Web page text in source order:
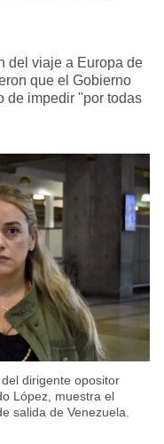
del viaje a Europa de
que el Gobierno
de impedir "por todas
dirigente opositor
López, muestra el
salida de Venezuela.